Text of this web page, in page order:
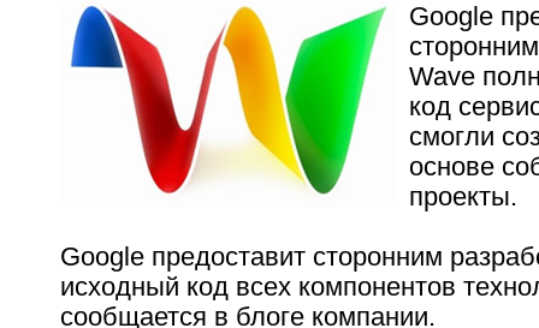
Google
Wave
код
cмогли
основе
проекты.
Google предоставит сторонним
исходный код всех компонентов
сообщается в блоге компании.